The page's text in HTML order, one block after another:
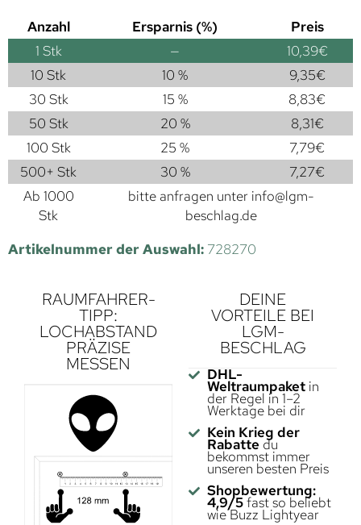
Anzahl Ersparnis (%)
Preis
1 Stk — 10,39€
10 Stk
10 % 9,35€
30 Stk
15 % 8,83€
50 Stk
20 % 8,31€
100 Stk
25 % 7,79€
500+ Stk
30 % 7,27€
Ab 1000
Stk
bitte anfragen unter info@lgm-
beschlag.de
Artikelnummer der Auswahl: 728270
RAUMFAHRER-
TIPP:
LOCHABSTAND
PRÄZISE
MESSEN
DEINE
VORTEILE BEI
LGM-
BESCHLAG
DHL-
Weltraumpaketin
der Regel in 1–2
Werktage bei dir
Kein Krieg der
Rabatte du
bekommst immer
unseren besten Preis
Shopbewertung:
4,9/5fast so beliebt
wie Buzz Lightyear